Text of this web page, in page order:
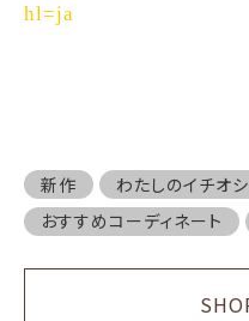
hl=ja
新作 わたしのイチオシ
おすすめコーディネート